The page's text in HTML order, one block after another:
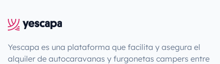
Yescapa es una plataforma que facilita y asegura el
alquiler de autocaravanas y furgonetas campers entre